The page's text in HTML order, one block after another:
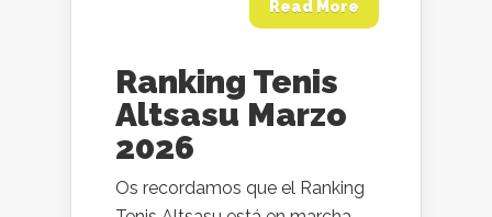
Read More
Ranking Tenis
Altsasu Marzo
2026
Os recordamos que el Ranking